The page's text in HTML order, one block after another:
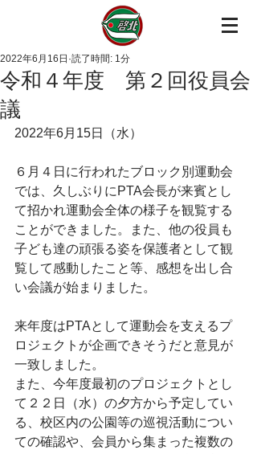
令和４年度 第２回役員会
議
2022年6月16日 読了時間: 1分
2022年6月15日（水）
６月４日に行われたブロック別運動会
では、久しぶりにPTA会長が来賓とし
て招かれ運動会全体の様子を観覧する
ことができました。また、他の役員も
子ども達の頑張る姿を保護者として観
覧して感動したこと等、感想を出し合
い会議が始まりました。
来年度はPTAとして運動会を支えるプ
ロジェクトが企画できそうだと意見が
一致しました。
また、今年度最初のプロジェクトとし
て２２日（水）の夕方から予定してい
る、校区内の公園等の巡視活動につい
ての確認や、会員から集まった複数の